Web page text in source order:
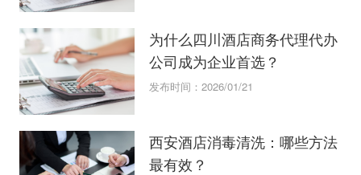
为什么四川酒店商务代理代办
公司成为企业首选？
发布时间：2026/01/21
西安酒店消毒清洗：哪些方法
最有效？